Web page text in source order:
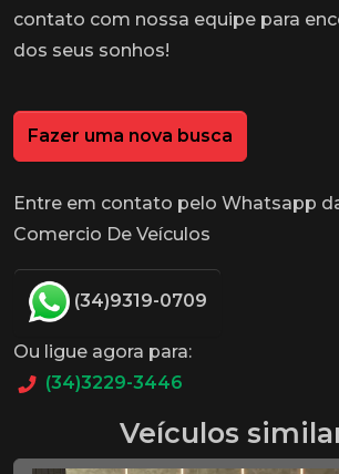
contato com nossa equipe para
dos seus sonhos!
Fazer uma nova busca
Entre em contato pelo Whatsapp
Comercio De Veículos
(34)9319-0709
Ou ligue agora para:
(34)3229-3446
Veículos